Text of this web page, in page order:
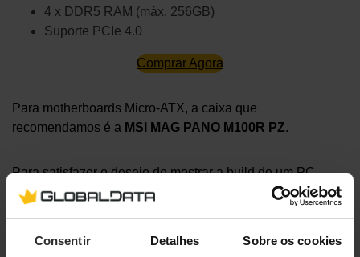
Consentir Detalhes Sobre os cookies
4 x DDR5 RAM (máx. 256GB)
Suporte PCIe 4.0
Comprar Agora
Para motherboards Micro-ATX, a caixa que
recomendamos é a MSI MAG PANO M100R PZ.
Para satisfazer o desejo de mostrar a build de um PC
ARGB, a sérieMAG PANO M100
, com o propósito de
de ligação traseira
e vem com uma
ventoinha de lâmina